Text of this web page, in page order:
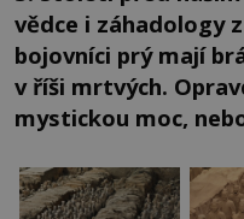
vědce i záhadology
bojovníci prý mají
v říši mrtvých.
mystickou moc,